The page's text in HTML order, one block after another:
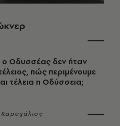
Οδυσσέας δεν ήταν
πώς περιμένουμε
τέλεια η Οδύσσεια;